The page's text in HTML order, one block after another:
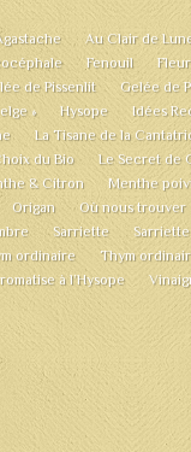
Au Clair de
Fenouil
de Pissenlit
Gelée de
» Hysope
Idées
La Tisane de la
du Bio
Le Secret de
& Citron
Menthe
Origan
Où nous trouver
Sarriette
Sarriette
ordinaire
Thym
à l’Hysope